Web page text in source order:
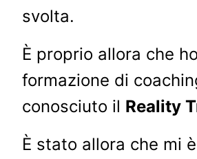
svolta.
È proprio allora che
formazione di
conosciuto il Reality
È stato allora che mi